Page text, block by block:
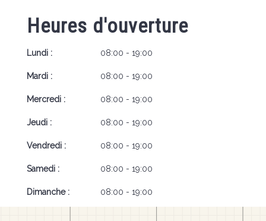
Heures d'ouverture
Lundi : 08:00 - 19:00
Mardi : 08:00 - 19:00
Mercredi : 08:00 - 19:00
Jeudi : 08:00 - 19:00
Vendredi : 08:00 - 19:00
Samedi : 08:00 - 19:00
Dimanche : 08:00 - 19:00